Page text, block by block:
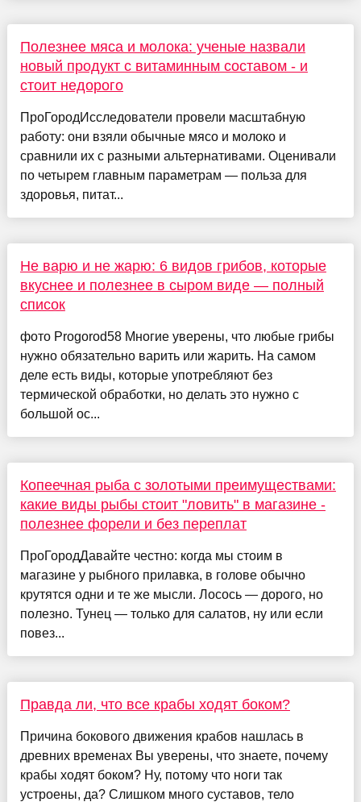
Полезнее мяса и молока: ученые назвали
новый продукт с витаминным составом - и
стоит недорого
ПроГородИсследователи провели масштабную
работу: они взяли обычные мясо и молоко и
сравнили их с разными альтернативами. Оценивали
по четырем главным параметрам — польза для
здоровья, питат...
Не варю и не жарю: 6 видов грибов, которые
вкуснее и полезнее в сыром виде — полный
список
фото Progorod58 Многие уверены, что любые грибы
нужно обязательно варить или жарить. На самом
деле есть виды, которые употребляют без
термической обработки, но делать это нужно с
большой ос...
Копеечная рыба с золотыми преимуществами:
какие виды рыбы стоит "ловить" в магазине -
полезнее форели и без переплат
ПроГородДавайте честно: когда мы стоим в
магазине у рыбного прилавка, в голове обычно
крутятся одни и те же мысли. Лосось — дорого, но
полезно. Тунец — только для салатов, ну или если
повез...
Правда ли, что все крабы ходят боком?
Причина бокового движения крабов нашлась в
древних временах Вы уверены, что знаете, почему
крабы ходят боком? Ну, потому что ноги так
устроены, да? Слишком много суставов, тело